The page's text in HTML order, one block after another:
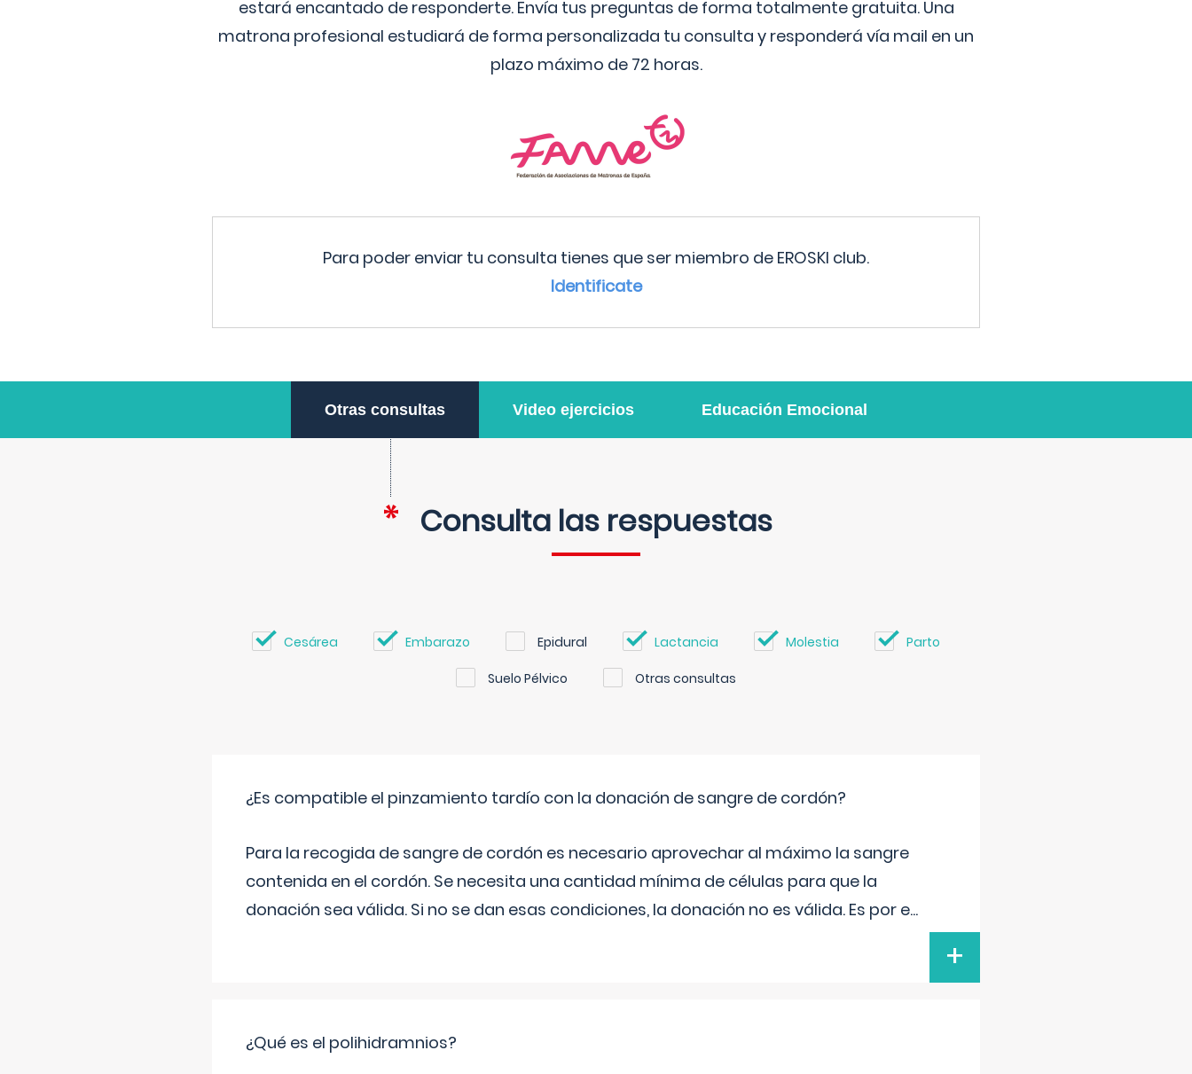
estará encantado de responderte. Envía tus preguntas de forma totalmente gratuita. Una
matrona profesional estudiará de forma personalizada tu consulta y responderá vía mail en un
plazo máximo de 72 horas.
Para poder enviar tu consulta tienes que ser miembro de EROSKI club.
Identificate
Otras consultas Video ejercicios Educación Emocional
Consulta las respuestas
Cesárea Embarazo Epidural Lactancia Molestia Parto
Suelo Pélvico Otras consultas
¿Es compatible el pinzamiento tardío con la donación de sangre de cordón?
Para la recogida de sangre de cordón es necesario aprovechar al máximo la sangre
contenida en el cordón. Se necesita una cantidad mínima de células para que la
donación sea válida. Si no se dan esas condiciones, la donación no es válida. Es por e...
+
¿Qué es el polihidramnios?